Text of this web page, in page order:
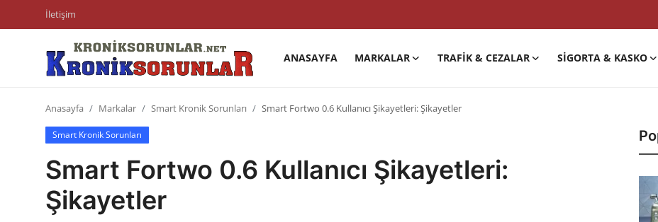
İletişim
ANASAYFA MARKALAR TRAFIK & CEZALAR SIGORTA & KASKO
Trafik & Cezalar
Sigorta & Kasko
Anasayfa Markalar Smart Kronik Sorunları Smart Fortwo 0.6 Kullanıcı Şikayetleri: Şikayetler
Smart Kronik Sorunları
Smart Fortwo 0.6 Kullanıcı Şikayetleri:
Şikayetler